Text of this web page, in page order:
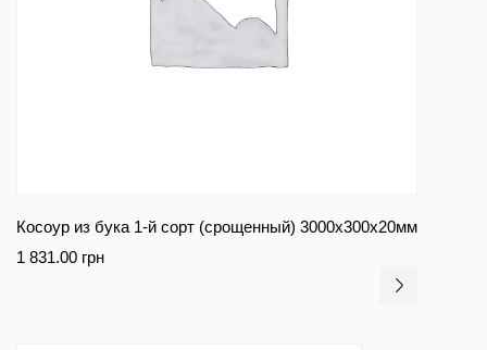
Косоур из бука 1-й сорт (срощенный) 3000x300x20мм
1 831.00 грн